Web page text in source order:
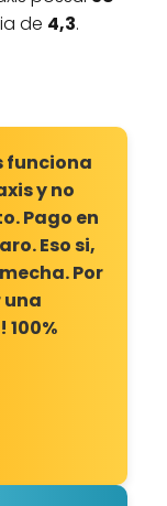
de 4,3.
funciona
y no
Pago en
Eso si,
Por
una